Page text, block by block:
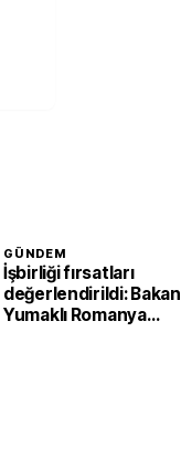
GÜNDEM
İşbirliği fırsatları
değerlendirildi: Bakan
Yumaklı Romanya